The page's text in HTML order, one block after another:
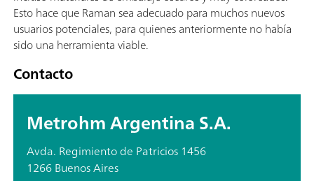
Esto hace que Raman sea adecuado para muchos nuevos
usuarios potenciales, para quienes anteriormente no había
sido una herramienta viable.
Contacto
Metrohm Argentina S.A.
Avda. Regimiento de Patricios 1456
1266 Buenos Aires